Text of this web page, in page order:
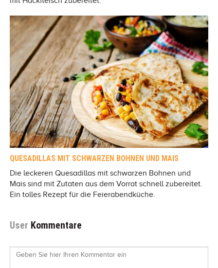
QUESADILLAS MIT SCHWARZEN BOHNEN UND MAIS
Die leckeren Quesadillas mit schwarzen Bohnen und
Mais sind mit Zutaten aus dem Vorrat schnell zubereitet.
Ein tolles Rezept für die Feierabendküche.
User Kommentare